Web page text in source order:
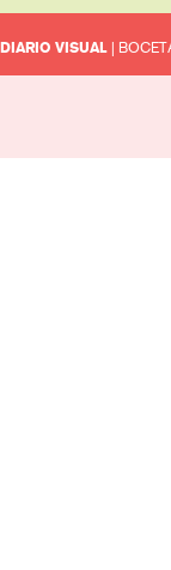
DIARIO VISUAL |